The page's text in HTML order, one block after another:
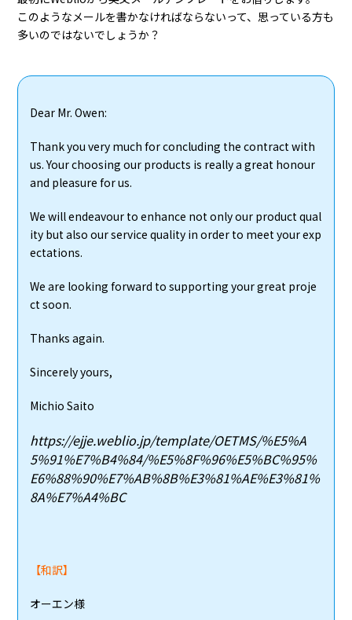
このようなメールを書かなければならないって、思っている方も
多いのではないでしょうか？
Dear Mr. Owen:
Thank you very much for concluding the contract with
us. Your choosing our products is really a great honour
and pleasure for us.
We will endeavour to enhance not only our product qual
ity but also our service quality in order to meet your exp
ectations.
We are looking forward to supporting your great proje
ct soon.
Thanks again.
Sincerely yours,
Michio Saito
https://ejje.weblio.jp/template/OETMS/%E5%A
5%91%E7%B4%84/%E5%8F%96%E5%BC%95%
E6%88%90%E7%AB%8B%E3%81%AE%E3%81%
8A%E7%A4%BC
【和訳】
オーエン様